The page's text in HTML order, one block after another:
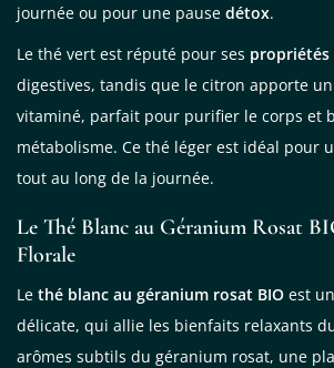
journée ou pour une pause détox.
Le thé vert est réputé pour ses
digestives, tandis que le citron apporte
vitaminé, parfait pour purifier le corps et
métabolisme. Ce thé léger est idéal pour
tout au long de la journée.
Le Thé Blanc au Géranium Rosat
Florale
Le thé blanc au géranium rosat BIO est
délicate, qui allie les bienfaits relaxants
arômes subtils du géranium rosat, une